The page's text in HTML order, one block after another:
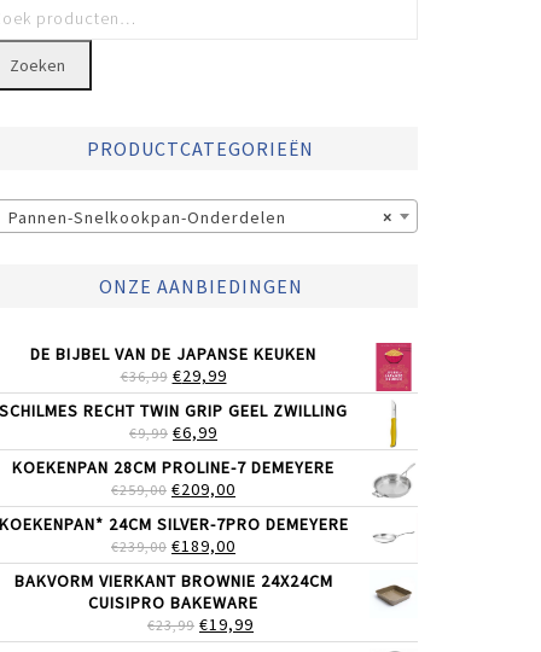
Zoeken
PRODUCTCATEGORIEËN
×
Pannen-Snelkookpan-Onderdelen
ONZE AANBIEDINGEN
DE BIJBEL VAN DE JAPANSE KEUKEN
€36,99 OORSPRONKELIJKE
PRIJS
WAS:
€36,99.
€29,99HUIDIGE
PRIJS
IS:
SCHILMES RECHT TWIN GRIP GEEL ZWILLING
€9,99 OORSPRONKELIJKE
PRIJS
WAS:
€9,99.
€6,99
PRIJS
IS:
€6,99.
KOEKENPAN 28CM PROLINE-7 DEMEYERE
€259,00 OORSPRONKELIJKE
PRIJS
WAS:
€259,00.
€209,00
PRIJS
IS:
€209,00.
KOEKENPAN* 24CM SILVER-7PRO DEMEYERE
€239,00 OORSPRONKELIJKE
PRIJS
WAS:
€239,00.
€189,00
PRIJS
IS:
€189,00.
BAKVORM VIERKANT BROWNIE 24X24CM
CUISIPRO BAKEWARE
€23,99 OORSPRONKELIJKE
PRIJS
€19,99
PRIJS